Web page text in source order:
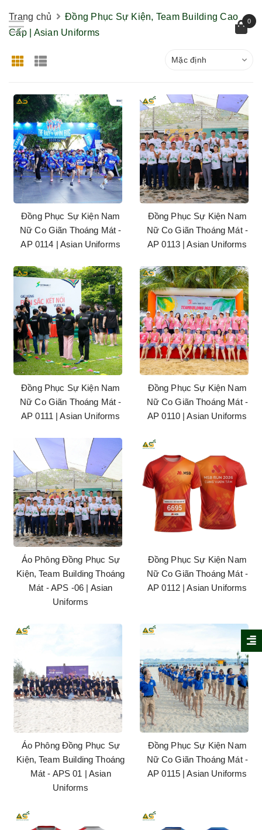
0
Trang chủ
Đồng Phục Sự Kiện, Team Building Cao
Cấp | Asian Uniforms
Mặc định
Đồng Phục Sự Kiện Nam
Nữ Co Giãn Thoáng Mát -
AP 0114 | Asian Uniforms
Đồng Phục Sự Kiện Nam
Nữ Co Giãn Thoáng Mát -
AP 0113 | Asian Uniforms
Đồng Phục Sự Kiện Nam
Nữ Co Giãn Thoáng Mát -
AP 0111 | Asian Uniforms
Đồng Phục Sự Kiện Nam
Nữ Co Giãn Thoáng Mát -
AP 0110 | Asian Uniforms
Áo Phông Đồng Phục Sự
Kiện, Team Building Thoáng
Mát - APS -06 | Asian
Uniforms
Đồng Phục Sự Kiện Nam
Nữ Co Giãn Thoáng Mát -
AP 0112 | Asian Uniforms
Áo Phông Đồng Phục Sự
Kiện, Team Building Thoáng
Mát - APS 01 | Asian
Uniforms
Đồng Phục Sự Kiện Nam
Nữ Co Giãn Thoáng Mát -
AP 0115 | Asian Uniforms